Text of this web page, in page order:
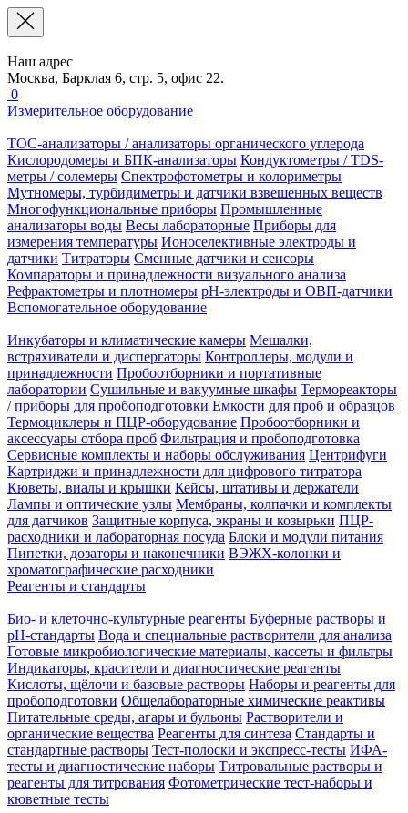
Наш адрес
Москва, Барклая 6, стр. 5, офис 22.
0
Измерительное оборудование
TOC-анализаторы / анализаторы органического углерода
Кислородомеры и БПК-анализаторы Кондуктометры / TDS-
метры / солемеры Спектрофотометры и колориметры
Мутномеры, турбидиметры и датчики взвешенных веществ
Многофункциональные приборы Промышленные
анализаторы воды Весы лабораторные Приборы для
измерения температуры Ионоселективные электроды и
датчики Титраторы Сменные датчики и сенсоры
Компараторы и принадлежности визуального анализа
Рефрактометры и плотномеры pH-электроды и ОВП-датчики
Вспомогательное оборудование
Инкубаторы и климатические камеры Мешалки,
встряхиватели и диспергаторы Контроллеры, модули и
принадлежности Пробоотборники и портативные
лаборатории Сушильные и вакуумные шкафы Термореакторы
/ приборы для пробоподготовки Емкости для проб и образцов
Термоциклеры и ПЦР-оборудование Пробоотборники и
аксессуары отбора проб Фильтрация и пробоподготовка
Сервисные комплекты и наборы обслуживания Центрифуги
Картриджи и принадлежности для цифрового титратора
Кюветы, виалы и крышки Кейсы, штативы и держатели
Лампы и оптические узлы Мембраны, колпачки и комплекты
для датчиков Защитные корпуса, экраны и козырьки ПЦР-
расходники и лабораторная посуда Блоки и модули питания
Пипетки, дозаторы и наконечники ВЭЖХ-колонки и
хроматографические расходники
Реагенты и стандарты
Био- и клеточно-культурные реагенты Буферные растворы и
pH-стандарты Вода и специальные растворители для анализа
Готовые микробиологические материалы, кассеты и фильтры
Индикаторы, красители и диагностические реагенты
Кислоты, щёлочи и базовые растворы Наборы и реагенты для
пробоподготовки Общелабораторные химические реактивы
Питательные среды, агары и бульоны Растворители и
органические вещества Реагенты для синтеза Стандарты и
стандартные растворы Тест-полоски и экспресс-тесты ИФА-
тесты и диагностические наборы Титровальные растворы и
реагенты для титрования Фотометрические тест-наборы и
кюветные тесты